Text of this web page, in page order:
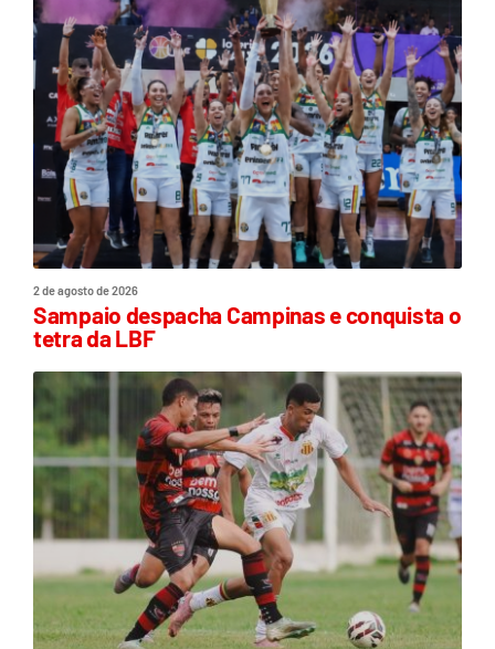
2 de agosto de 2026
Sampaio despacha Campinas e conquista o
tetra da LBF